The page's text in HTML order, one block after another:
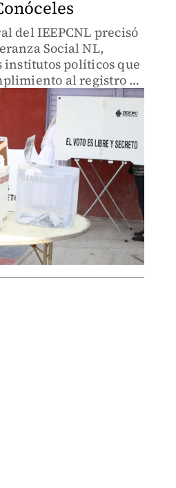
del IEEPCNL precisó
Social NL,
institutos políticos que
al registro de